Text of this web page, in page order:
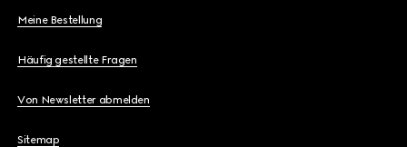
Meine Bestellung
Häufig gestellte Fragen
Von Newsletter abmelden
Sitemap